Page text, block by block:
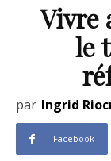
nos
Vivre
le
par Ingrid
Facebook